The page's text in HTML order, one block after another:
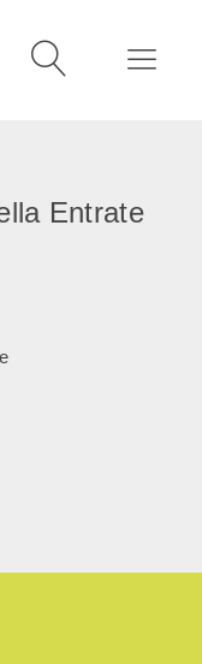
Entrate